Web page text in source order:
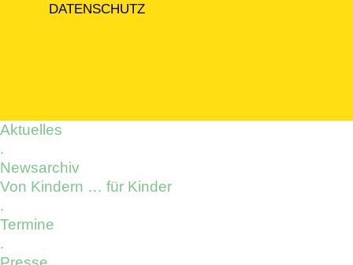
DATENSCHUTZ
Aktuelles
.
Newsarchiv
Von Kindern … für Kinder
.
Termine
.